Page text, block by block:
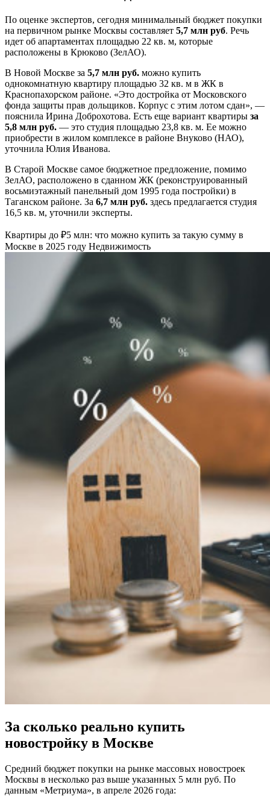
По оценке экспертов, сегодня минимальный бюджет покупки
на первичном рынке Москвы составляет 5,7 млн руб. Речь
идет об апартаментах площадью 22 кв. м, которые
расположены в Крюково (ЗелАО).
В Новой Москве за 5,7 млн руб. можно купить
однокомнатную квартиру площадью 32 кв. м в ЖК в
Краснопахорском районе. «Это достройка от Московского
фонда защиты прав дольщиков. Корпус с этим лотом сдан», —
пояснила Ирина Доброхотова. Есть еще вариант квартиры за
5,8 млн руб. — это студия площадью 23,8 кв. м. Ее можно
приобрести в жилом комплексе в районе Внуково (НАО),
уточнила Юлия Иванова.
В Старой Москве самое бюджетное предложение, помимо
ЗелАО, расположено в сданном ЖК (реконструированный
восьмиэтажный панельный дом 1995 года постройки) в
Таганском районе. За 6,7 млн руб. здесь предлагается студия
16,5 кв. м, уточнили эксперты.
Квартиры до ₽5 млн: что можно купить за такую сумму в
Москве в 2025 году Недвижимость
За сколько реально купить
новостройку в Москве
Средний бюджет покупки на рынке массовых новостроек
Москвы в несколько раз выше указанных 5 млн руб. По
данным «Метриума», в апреле 2026 года: